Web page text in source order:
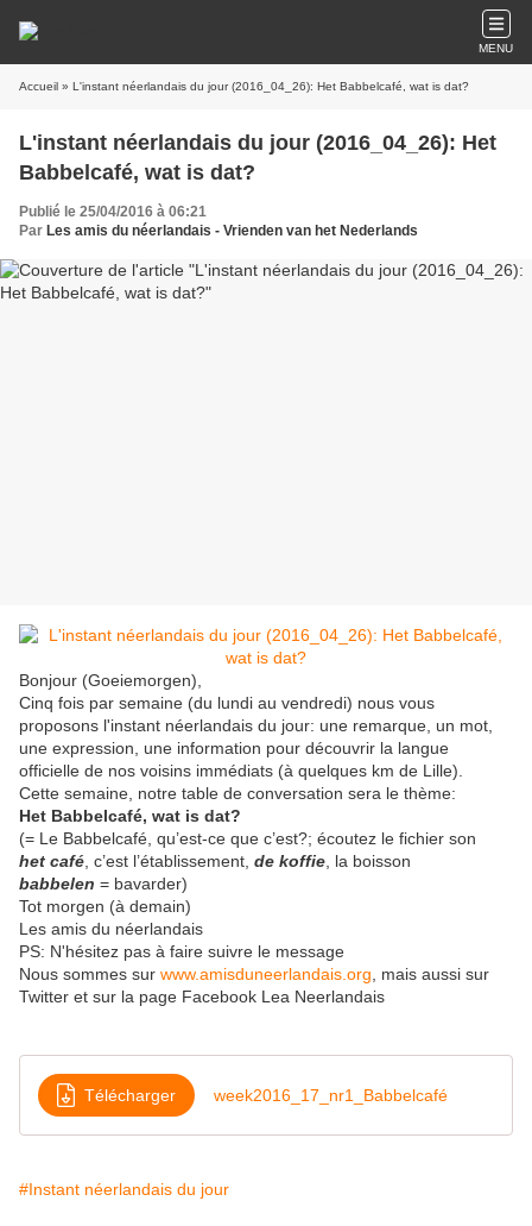
MENU
Accueil » L'instant néerlandais du jour (2016_04_26): Het Babbelcafé, wat is dat?
L'instant néerlandais du jour (2016_04_26): Het
Babbelcafé, wat is dat?
Publié le 25/04/2016 à 06:21
Par Les amis du néerlandais - Vrienden van het Nederlands
Bonjour (Goeiemorgen),
Cinq fois par semaine (du lundi au vendredi) nous vous
proposons l'instant néerlandais du jour: une remarque, un mot,
une expression, une information pour découvrir la langue
officielle de nos voisins immédiats (à quelques km de Lille).
Cette semaine, notre table de conversation sera le thème:
Het Babbelcafé, wat is dat?
(= Le Babbelcafé, qu’est-ce que c’est?; écoutez le fichier son
het café , c’est l’établissement, de koffie , la boisson
babbelen = bavarder)
Tot morgen (à demain)
Les amis du néerlandais
PS: N'hésitez pas à faire suivre le message
Nous sommes sur www.amisduneerlandais.org , mais aussi sur
Twitter et sur la page Facebook Lea Neerlandais
Télécharger week2016_17_nr1_Babbelcafé
#Instant néerlandais du jour